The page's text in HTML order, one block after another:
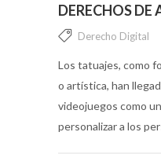
DERECHOS DE
Derecho Digital
Los tatuajes, como
o artística, han
videojuegos como
personalizar a los